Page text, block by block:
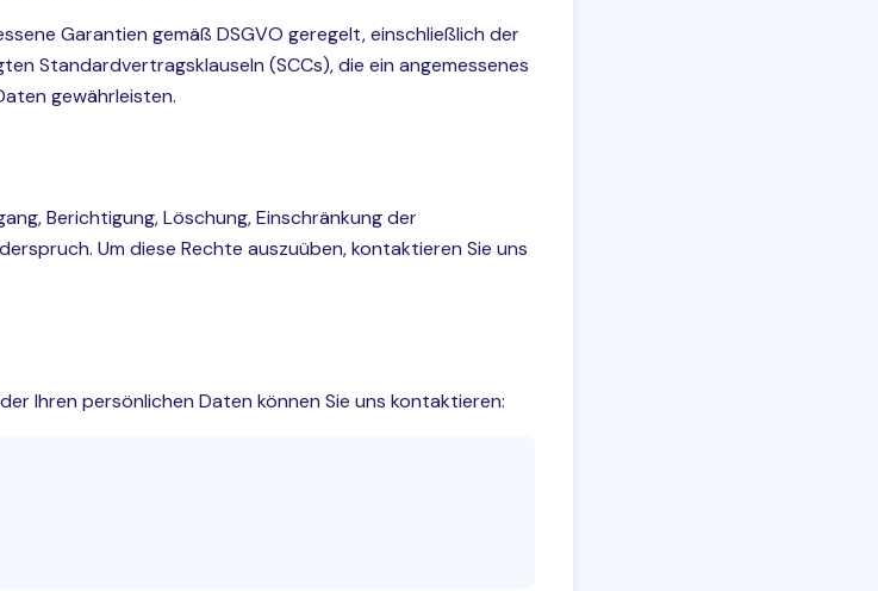
Garantien gemäß DSGVO geregelt, einschließlich der
Standardvertragsklauseln (SCCs), die ein angemessenes
gewährleisten.
Berichtigung, Löschung, Einschränkung der
Um diese Rechte auszuüben, kontaktieren Sie uns
Ihren persönlichen Daten können Sie uns kontaktieren: